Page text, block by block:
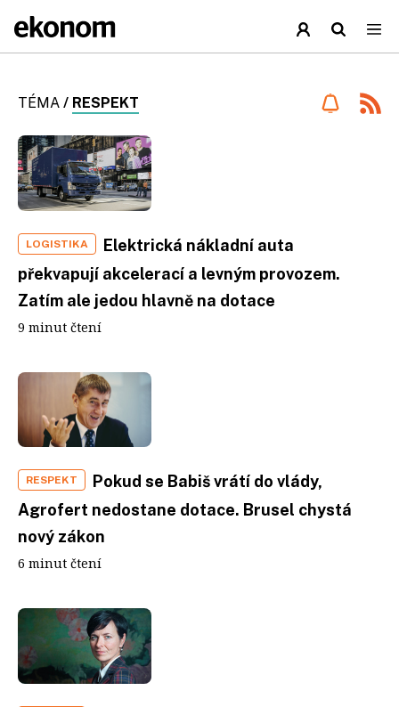
TÉMA / RESPEKT
LOGISTIKA
Elektrická nákladní auta
překvapují akcelerací a levným provozem.
Zatím ale jedou hlavně na dotace
9 minut čtení
RESPEKT
Pokud se Babiš vrátí do vlády,
Agrofert nedostane dotace. Brusel chystá
nový zákon
6 minut čtení